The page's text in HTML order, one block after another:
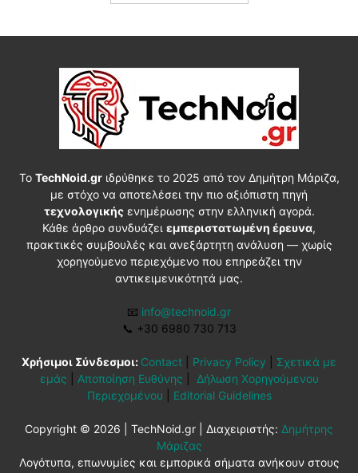
Το TechNoid.grιδρύθηκε το 2025 από τον Δημήτρη Μάριζα,
με στόχο να αποτελέσει την πιο αξιόπιστη πηγή
τεχνολογικήςενημέρωσης στην ελληνική αγορά.
Κάθε άρθρο συνδυάζει εμπεριστατωμένη έρευνα,
πρακτικές συμβουλές και ανεξάρτητη ανάλυση — χωρίς
χορηγούμενο περιεχόμενο που επηρεάζει την
αντικειμενικότητά μας.
📧 info@technoid.gr
📞 +30 6980 730 713
Χρήσιμοι Σύνδεσμοι: Contact Privacy Policy
Σχετικά με
εμάς
Αποποίηση Ευθύνης
Δήλωση Χορηγούμενου
Περιεχομένου
Editorial Guidelines
Copyright © 2026 | TechNoid.gr | Διαχειριστής: Δημήτρης
Μάριζας
Λογότυπα, επωνυμίες και εμπορικά σήματα ανήκουν στους